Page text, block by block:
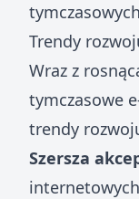
Trendy
Wraz z
tymczasowe
trendy
Szersza